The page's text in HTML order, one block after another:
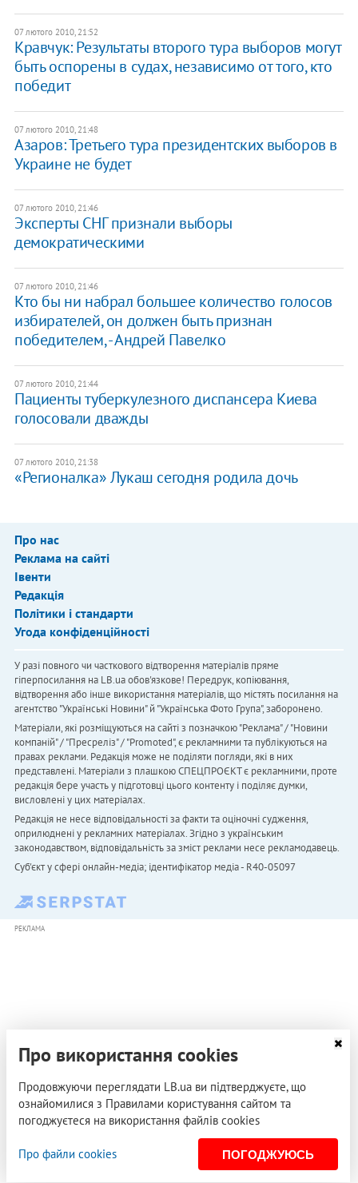
07 лютого 2010, 21:52
Кравчук: Результаты второго тура выборов могут
быть оспорены в судах, независимо от того, кто
победит
07 лютого 2010, 21:48
Азаров: Третьего тура президентских выборов в
Украине не будет
07 лютого 2010, 21:46
Эксперты СНГ признали выборы
демократическими
07 лютого 2010, 21:46
Кто бы ни набрал большее количество голосов
избирателей, он должен быть признан
победителем, - Андрей Павелко
07 лютого 2010, 21:44
Пациенты туберкулезного диспансера Киева
голосовали дважды
07 лютого 2010, 21:38
«Регионалка» Лукаш сегодня родила дочь
Про нас
Реклама на сайті
Івенти
Редакція
Політики і стандарти
Угода конфіденційності
У разі повного чи часткового відтворення матеріалів пряме
гіперпосилання на LB.ua обов'язкове! Передрук, копіювання,
відтворення або інше використання матеріалів, що містять посилання на
агентство "Українськi Новини" й "Українська Фото Група", заборонено.
Матеріали, які розміщуються на сайті з позначкою "Реклама" / "Новини
компаній" / "Пресреліз" / "Promoted", є рекламними та публікуються на
правах реклами. Редакція може не поділяти погляди, які в них
представлені. Матеріали з плашкою СПЕЦПРОЄКТ є рекламними, проте
редакція бере участь у підготовці цього контенту і поділяє думки,
висловлені у цих матеріалах.
Редакція не несе відповідальності за факти та оціночні судження,
оприлюднені у рекламних матеріалах. Згідно з українським
законодавством, відповідальність за зміст реклами несе рекламодавець.
Cуб'єкт у сфері онлайн-медіа; ідентифікатор медіа - R40-05097
РЕКЛАМА
Про використання cookies
Продовжуючи переглядати LB.ua ви підтверджуєте, що
ознайомилися з Правилами користування сайтом та
погоджуєтеся на використання файлів cookies
Про файли cookies ПОГОДЖУЮСЬ